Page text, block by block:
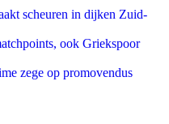
scheuren in dijken Zuid-
ook Griekspoor
zege op promovendus